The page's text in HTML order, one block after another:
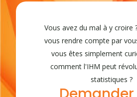
Vous avez du mal à y croire
vous rendre compte par
vous êtes simplement
comment l'IHM peut
statistiques ?